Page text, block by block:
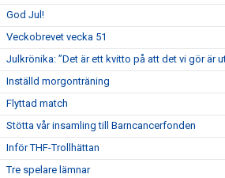
God Jul!
Veckobrevet vecka 51
Julkrönika: ”Det är ett kvitto på att det vi gör är
Inställd morgonträning
Flyttad match
Stötta vår insamling till Barncancerfonden
Inför THF-Trollhättan
Tre spelare lämnar